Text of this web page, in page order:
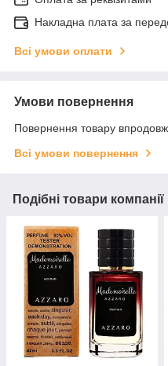
Накладна плата за
Всі умови оплати
Умови повернення
Повернення товару
Всі умови повернення
Подібні товари компанії